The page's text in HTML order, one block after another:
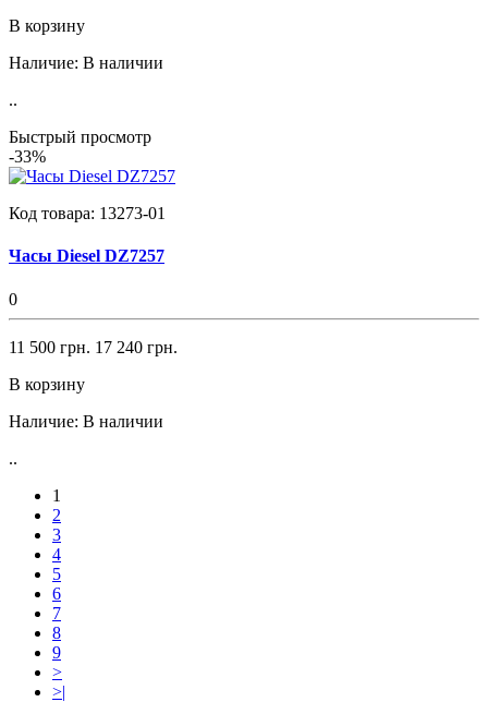
В корзину
Наличие: В наличии
..
Быстрый просмотр
-33%
Код товара: 13273-01
Часы Diesel DZ7257
0
11 500 грн. 17 240 грн.
В корзину
Наличие: В наличии
..
1
2
3
4
5
6
7
8
9
>
>|